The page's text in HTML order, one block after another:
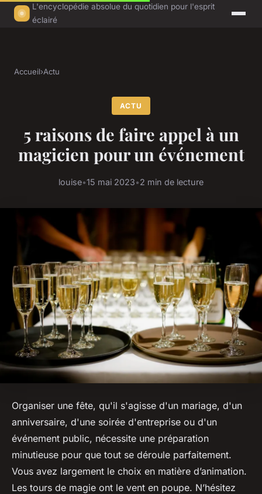
L'encyclopédie absolue du quotidien pour l'esprit
éclairé
Accueil›Actu
ACTU
5 raisons de faire appel à un
magicien pour un événement
louise•15 mai 2023•2 min de lecture
Organiser une fête, qu'il s'agisse d'un mariage, d'un
anniversaire, d'une soirée d'entreprise ou d'un
événement public, nécessite une préparation
minutieuse pour que tout se déroule parfaitement.
Vous avez largement le choix en matière d’animation.
Les tours de magie ont le vent en poupe. N’hésitez